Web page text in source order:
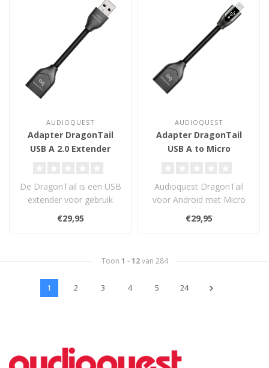
AUDIOQUEST
Adapter DragonTail
USB A 2.0 Extender
De DragonTail is een USB
extender voor gebruik
apparaat (zoals d..
€29,95
AUDIOQUEST
Adapter DragonTail
USB A to Micro
Audioquest DragonTail
voor Android met Micro
€29,95
Toon 1 - 12van 284
1 2 3 4 5 24